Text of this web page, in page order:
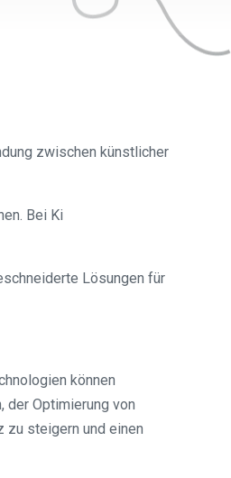
zwischen künstlicher
Bei Ki
Lösungen für
können
der Optimierung von
zu steigern und einen